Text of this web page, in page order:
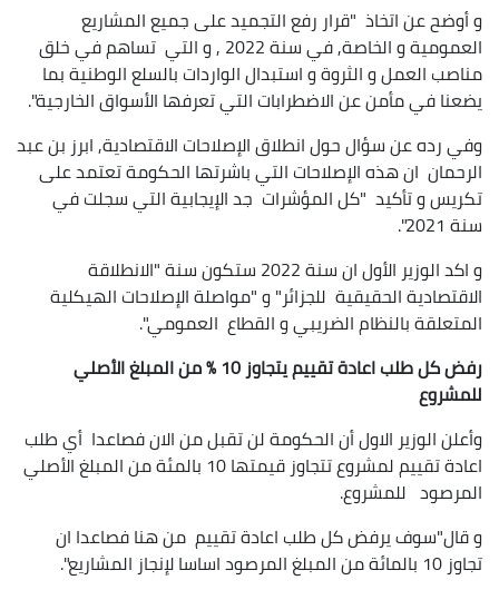
و أوضح عن اتخاذ "قرار رفع التجميد على جميع المشاريع
العمومية و الخاصة, في سنة 2022 , و التي تساهم في خلق
مناصب العمل و الثروة و استبدال الواردات بالسلع الوطنية بما
يضعنا في مأمن عن الاضطرابات التي تعرفها الأسواق الخارجية".
وفي رده عن سؤال حول انطلاق الإصلاحات الاقتصادية, ابرز بن عبد
الرحمان ان هذه الإصلاحات التي باشرتها الحكومة تعتمد على
تكريس و تأكيد "كل المؤشرات جد الإيجابية التي سجلت في
سنة 2021".
و اكد الوزير الأول ان سنة 2022 ستكون سنة "الانطلاقة
الاقتصادية الحقيقية للجزائر" و "مواصلة الإصلاحات الهيكلية
المتعلقة بالنظام الضريبي و القطاع العمومي".
رفض كل طلب اعادة تقييم يتجاوز 10 % من المبلغ الأصلي
للمشروع
وأعلن الوزير الاول أن الحكومة لن تقبل من الان فصاعدا أي طلب
اعادة تقييم لمشروع تتجاوز قيمتها 10 بالمئة من المبلغ الأصلي
المرصود للمشروع.
و قال"سوف يرفض كل طلب اعادة تقييم من هنا فصاعدا ان
تجاوز 10 بالمائة من المبلغ المرصود اساسا لإنجاز المشاريع".